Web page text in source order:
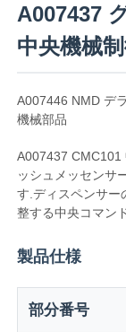
A007437
中央機械
A007446 NMD デ
機械部品
A007437 CMC101
ッシュメッセンサ
す.ディスペンサー
整する中央コマン
製品仕様
部分番号